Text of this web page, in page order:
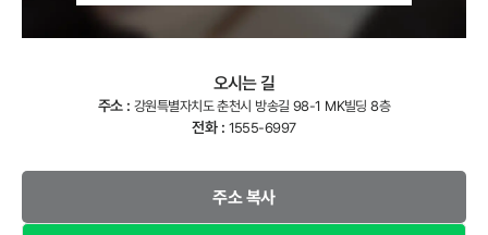
오시는 길
주소 : 강원특별자치도 춘천시 방송길 98-1 MK빌딩 8층
전화 : 1555-6997
주소 복사